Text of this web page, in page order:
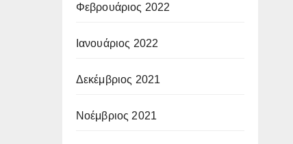
Φεβρουάριος 2022
Ιανουάριος 2022
Δεκέμβριος 2021
Νοέμβριος 2021